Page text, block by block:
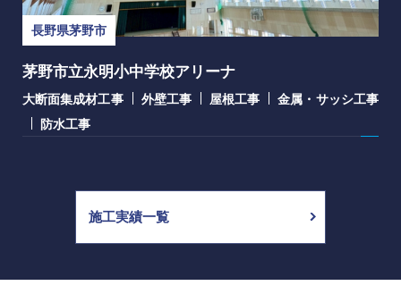
長野県茅野市
茅野市立永明小中学校アリーナ
大断面集成材工事 外壁工事 屋根工事
金属・サッシ工事
防水工事
施工実績一覧